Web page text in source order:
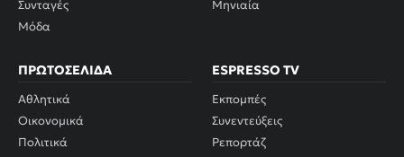
Συνταγές
Μόδα
Μηνιαία
ΠΡΩΤΟΣΈΛΙΔΑ
Αθλητικά
Οικονομικά
Πολιτικά
ESPRESSO TV
Εκπομπές
Συνεντεύξεις
Ρεπορτάζ